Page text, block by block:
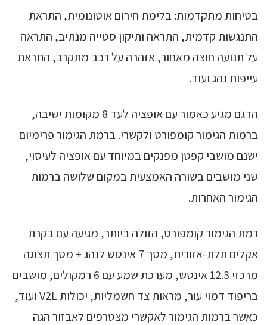
בטיחות מתקדמות: בלימת חירום אוטונומית, התראת
התנגשות קדמית, התראה ותיקון סטייה מנתיב, התראה
על תנועה חוצה מאחור, אזהרה על רכב מתקרב, התראת
עייפות נהג ועוד.
הדגם מגיע כאמור עם אופציה לעד 8 מקומות ישיבה,
ברמות הגימור קומפורט ולקשרי. ברמת הגימור פרימיום
ישנם מושבי קפטן מפנקים במיוחד עם אופציה לעיסוי,
שני מושבים בשורה האמצעית במקום שלושה ברמות
הגימור האחרות.
רמת הגימור קומפורט, הזולה ביותר, מגיעה עם בקרת
אקלים תלת-אזורית, מסך 7 אינטש לנהג + מסך תצוגה
מרכזי 12.3 אינטש, מערכת שמע עם 6 רמקולים, מושבים
בריפוד דמוי עור, מראות צד חשמליות, יכולות V2L ועוד,
כאשר ברמות הגימור לאקשרי מצטרפים לאבזור הגה